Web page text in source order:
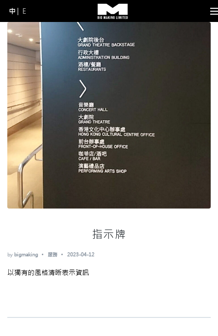
content
(Press
Enter)
中 E
指示牌
by bigmaking 服務 2023-04-12
以獨有的風格清晰表示資訊